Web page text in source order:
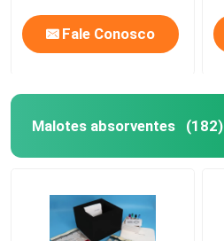
Fale Conosco
Malotes absorventes (182)